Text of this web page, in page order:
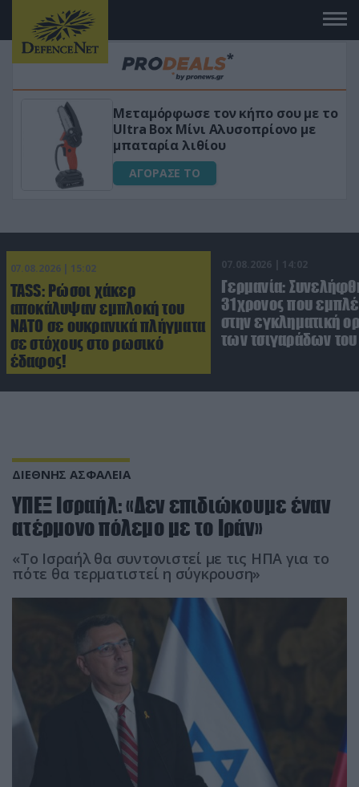
Μεταμόρφωσε τον κήπο σου με το
Ultra Box Μίνι Αλυσοπρίονο με
μπαταρία λιθίου
ΑΓΟΡΑΣΕ ΤΟ
07.08.2026 | 15:02
TASS: Ρώσοι χάκερ
αποκάλυψαν εμπλοκή του
ΝΑΤΟ σε ουκρανικά πλήγματα
σε στόχους στο ρωσικό
έδαφος!
07.08.2026 | 14:02
Γερμανία:
31χρονος που
στην εγκληματική
των τσιγαράδων του
ΔΙΕΘΝΗΣ ΑΣΦΑΛΕΙΑ
ΥΠΕΞ Ισραήλ: «Δεν επιδιώκουμε έναν
ατέρμονο πόλεμο με το Ιράν»
«Το Ισραήλ θα συντονιστεί με τις ΗΠΑ για το
πότε θα τερματιστεί η σύγκρουση»